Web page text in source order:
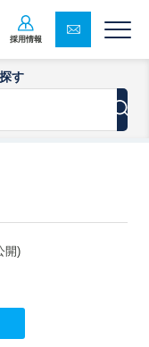
採用情報
す
開)